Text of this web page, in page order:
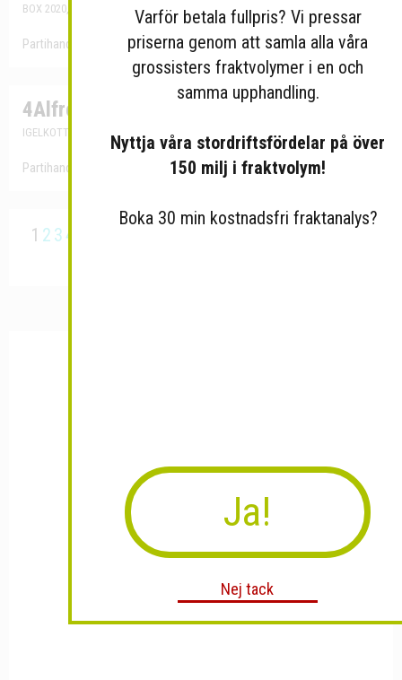
BOX 2020, 19402 UPPLANDS VÄSBY
Partihandel med medicinsk utrustning och apoteksvaror
4Alfredson AB Org.Nr: 556723-0353
IGELKOTTSVÄGEN 63, 16757 BROMMA
Partihandel med medicinsk utrustning och apoteksvaror
1 2 3 4 20
Varför betala fullpris? Vi pressar
priserna genom att samla alla våra
grossisters fraktvolymer i en och
samma upphandling.
Nyttja våra stordriftsfördelar på över
150 milj i fraktvolym!
Boka 30 min kostnadsfri fraktanalys?
Ja!
Nej tack